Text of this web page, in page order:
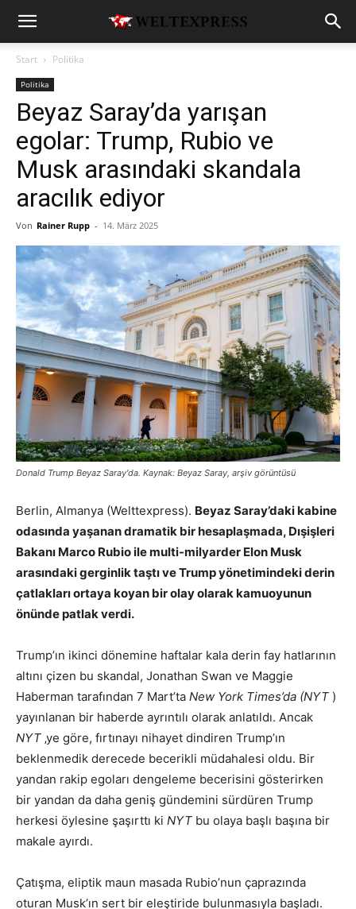
Start Politika
Politika
Beyaz Saray’da yarışan
egolar: Trump, Rubio ve
Musk arasındaki skandala
aracılık ediyor
Von Rainer Rupp - 14. März 2025
Donald Trump Beyaz Saray'da. Kaynak: Beyaz Saray, arşiv görüntüsü
Berlin, Almanya (Welttexpress). Beyaz Saray’daki kabine
odasında yaşanan dramatik bir hesaplaşmada, Dışişleri
Bakanı Marco Rubio ile multi-milyarder Elon Musk
arasındaki gerginlik taştı ve Trump yönetimindeki derin
çatlakları ortaya koyan bir olay olarak kamuoyunun
önünde patlak verdi.
Trump’ın ikinci dönemine haftalar kala derin fay hatlarının
altını çizen bu skandal, Jonathan Swan ve Maggie
Haberman tarafından 7 Mart’ta New York Times’da (NYT )
yayınlanan bir haberde ayrıntılı olarak anlatıldı. Ancak
NYT ‚ye göre, fırtınayı nihayet dindiren Trump’ın
beklenmedik derecede becerikli müdahalesi oldu. Bir
yandan rakip egoları dengeleme becerisini gösterirken
bir yandan da daha geniş gündemini sürdüren Trump
herkesi öylesine şaşırttı ki NYT bu olaya başlı başına bir
makale ayırdı.
Çatışma, eliptik maun masada Rubio’nun çaprazında
oturan Musk’ın sert bir eleştiride bulunmasıyla başladı.